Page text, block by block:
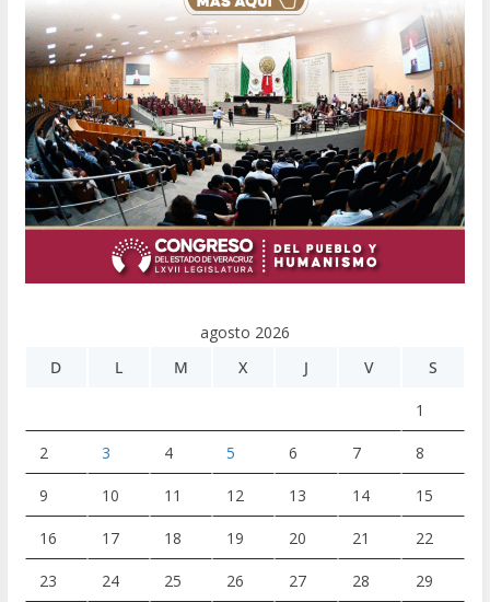
agosto 2026
D
L M X J V S
1
2 3 4 5 6 7 8
9 10 11 12 13 14 15
16 17 18 19 20 21 22
23 24 25 26 27 28 29